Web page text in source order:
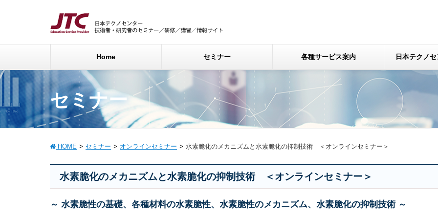
Home セミナー 各種サービス案内 日本テクノ
セミナー
HOME セミナー オンラインセミナー 水素脆化のメカニズムと水素脆化の抑制技術 ＜オンラインセミナー＞
水素脆化のメカニズムと水素脆化の抑制技術 ＜オンラインセミナー＞
～ 水素脆性の基礎、各種材料の水素脆性、水素脆性のメカニズム、水素脆化の抑制技術 ～